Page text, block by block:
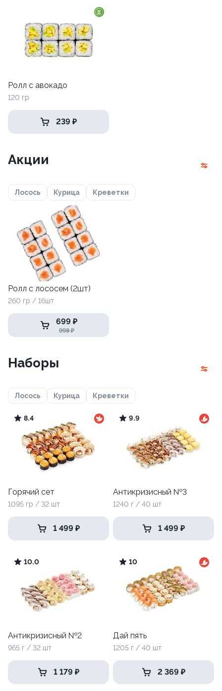
Ролл с авокадо
120 гр
239 ₽
Акции
Лосось Курица Креветки
Ролл с лососем (2шт)
260 гр / 16шт
699 ₽
998 ₽
Наборы
Лосось Курица Креветки
8.4
Горячий сет
1095 гр / 32 шт
1 499 ₽
9.9
Антикризисный №3
1240 г / 40 шт
1 499 ₽
10.0
Антикризисный №2
965 г / 32 шт
1 179 ₽
10
Дай пять
1205 г / 40 шт
2 369 ₽